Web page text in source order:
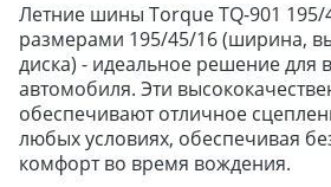
Летние шины Torque TQ-901 195/
размерами 195/45/16 (ширина,
диска) - идеальное решение для
автомобиля. Эти
обеспечивают отличное
любых условиях, обеспечивая
комфорт во время вождения.